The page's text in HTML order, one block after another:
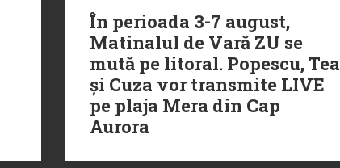
În perioada 3-7 august,
Matinalul de Vară ZU se
mută pe litoral. Popescu, Tea
și Cuza vor transmite LIVE
pe plaja Mera din Cap
Aurora